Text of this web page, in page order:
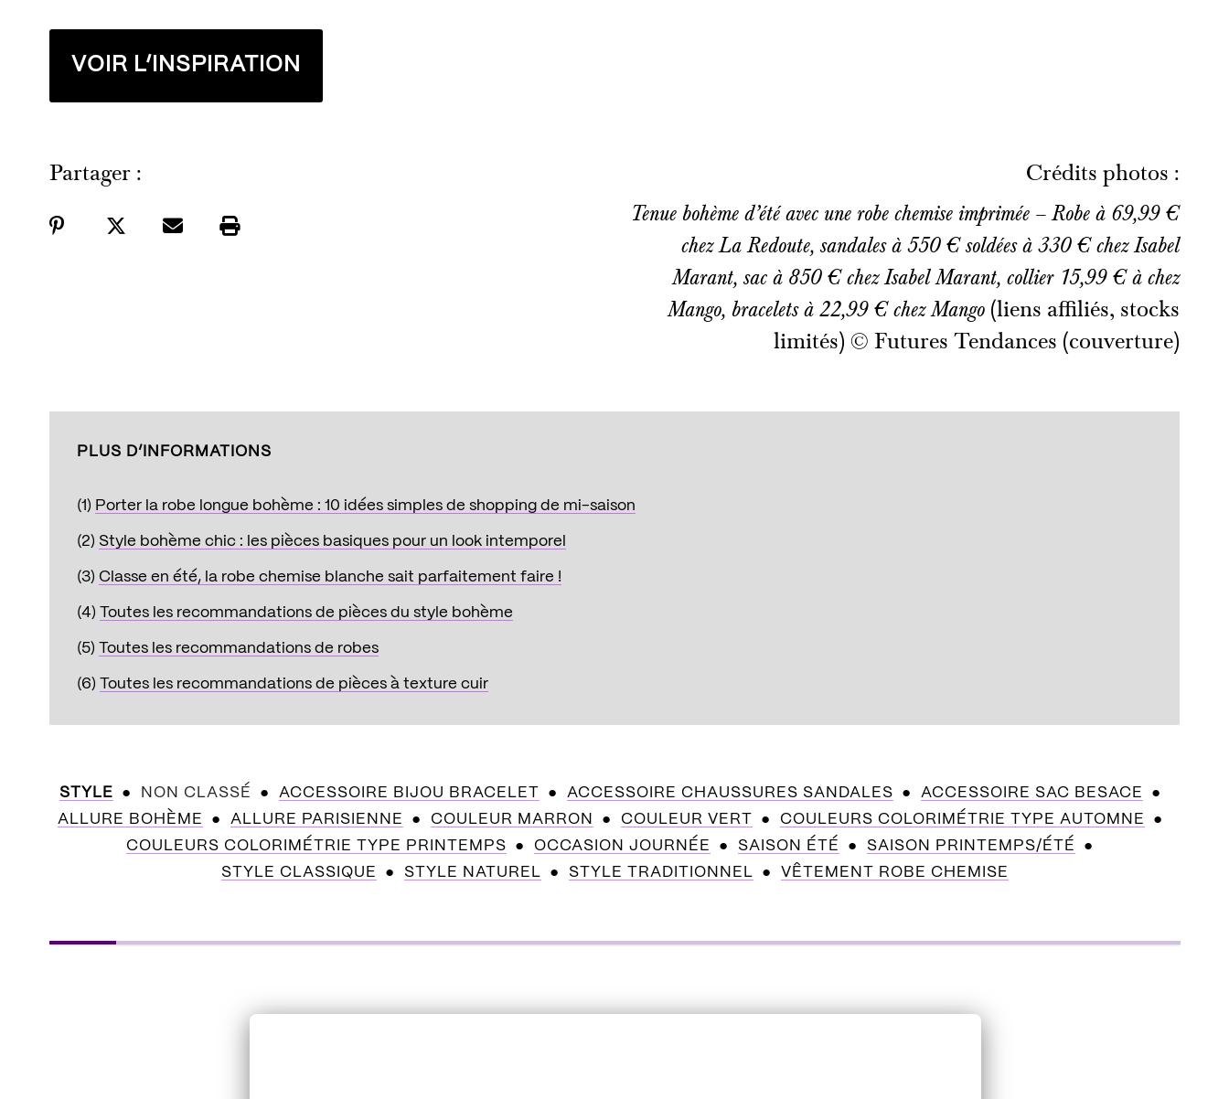
VOIR L’INSPIRATION
Partager : Crédits photos :
Tenue bohème d’été avec une robe chemise imprimée – Robe à 69,99 €
chez La Redoute, sandales à 550 € soldées à 330 € chez Isabel
Marant, sac à 850 € chez Isabel Marant, collier 15,99 € à chez
Mango, bracelets à 22,99 € chez Mango (liens affiliés, stocks
limités) © Futures Tendances (couverture)
PLUS D’INFORMATIONS
(1) Porter la robe longue bohème : 10 idées simples de shopping de mi-saison
(2) Style bohème chic : les pièces basiques pour un look intemporel
(3) Classe en été, la robe chemise blanche sait parfaitement faire !
(4) Toutes les recommandations de pièces du style bohème
(5) Toutes les recommandations de robes
(6) Toutes les recommandations de pièces à texture cuir
STYLE NON CLASSÉ ACCESSOIRE BIJOU BRACELET ACCESSOIRE CHAUSSURES SANDALES
ACCESSOIRE SAC BESACE
ALLURE BOHÈME
ALLURE PARISIENNE COULEUR MARRON COULEUR VERT
COULEURS COLORIMÉTRIE TYPE AUTOMNE
COULEURS COLORIMÉTRIE TYPE PRINTEMPS
OCCASION JOURNÉE SAISON ÉTÉ
SAISON PRINTEMPS/ÉTÉ
STYLE CLASSIQUE
STYLE NATUREL STYLE TRADITIONNEL VÊTEMENT ROBE CHEMISE